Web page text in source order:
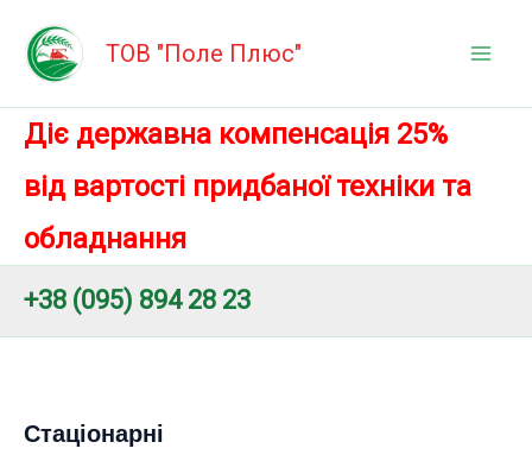
вмісту
ТОВ "Поле Плюс"
Діє державна компенсація 25%
від вартості придбаної техніки та
обладнання
+38 (095) 894 28 23
Стаціонарні